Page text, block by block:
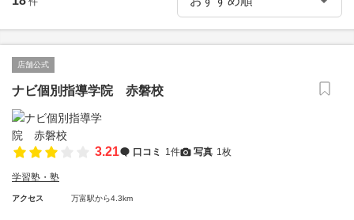
店舗公式
ナビ個別指導学院 赤磐校
3.21 口コミ 1件 写真 1枚
学習塾・塾
アクセス 万富駅から4.3km